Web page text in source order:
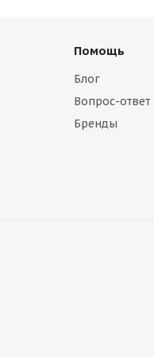
Помощь
Блог
Вопрос-ответ
Бренды